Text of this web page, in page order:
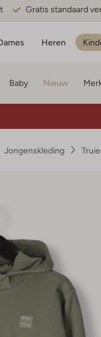
Gratis standaard
Heren
Baby Nieuw
Jongenskleding